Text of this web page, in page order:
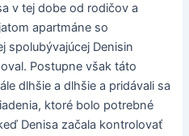
v tej dobe od rodičov a
apartmáne so
spolubývajúcej Denisin
Postupne však táto
dlhšie a dlhšie a pridávali sa
ktoré bolo potrebné
Denisa začala kontrolovať